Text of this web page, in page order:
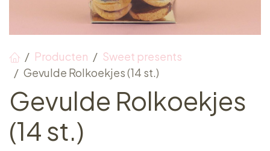
Producten
Sweet presents
Gevulde Rolkoekjes (14 st.)
Gevulde Rolkoekjes
(14 st.)